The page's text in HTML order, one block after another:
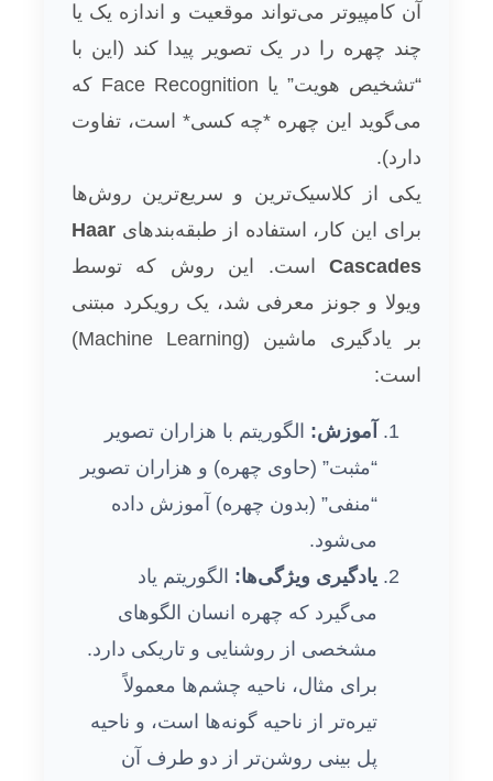
آن کامپیوتر می‌تواند موقعیت و اندازه یک یا
چند چهره را در یک تصویر پیدا کند (این با
“تشخیص هویت” یا Face Recognition که
می‌گوید این چهره *چه کسی* است، تفاوت
دارد).
یکی از کلاسیک‌ترین و سریع‌ترین روش‌ها
برای این کار، استفاده از طبقه‌بندهای Haar
Cascades است. این روش که توسط
ویولا و جونز معرفی شد، یک رویکرد مبتنی
بر یادگیری ماشین (Machine Learning)
است:
آموزش: الگوریتم با هزاران تصویر
“مثبت” (حاوی چهره) و هزاران تصویر
“منفی” (بدون چهره) آموزش داده
می‌شود.
یادگیری ویژگی‌ها: الگوریتم یاد
می‌گیرد که چهره انسان الگوهای
مشخصی از روشنایی و تاریکی دارد.
برای مثال، ناحیه چشم‌ها معمولاً
تیره‌تر از ناحیه گونه‌ها است، و ناحیه
پل بینی روشن‌تر از دو طرف آن